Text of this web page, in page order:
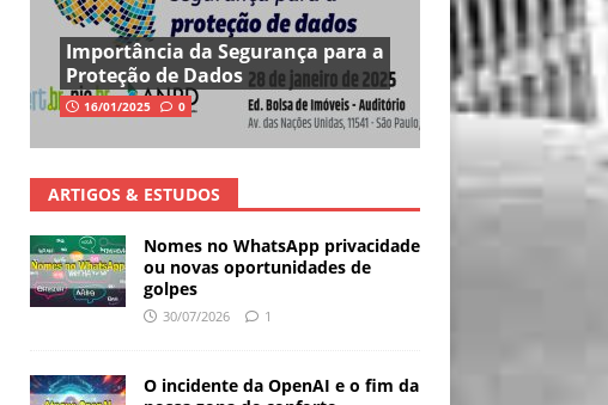
Importância da Segurança para a
Proteção de Dados
16/01/2025 0
ARTIGOS & ESTUDOS
Nomes no WhatsApp privacidade
ou novas oportunidades de
golpes
30/07/2026 1
O incidente da OpenAI e o fim da